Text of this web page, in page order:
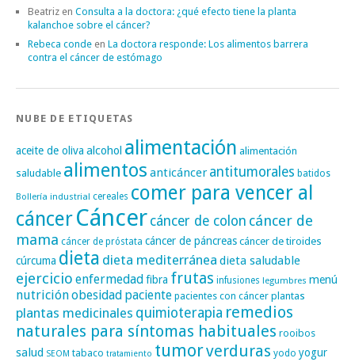
Beatriz en Consulta a la doctora: ¿qué efecto tiene la planta
kalanchoe sobre el cáncer?
Rebeca conde en La doctora responde: Los alimentos barrera
contra el cáncer de estómago
NUBE DE ETIQUETAS
aceite de oliva alcohol alimentación alimentación
saludable alimentos anticáncer antitumorales batidos
Bollería industrial cereales comer para vencer al
cáncerCáncer cáncer de colon cáncer de
mama cáncer de próstata cáncer de páncreascáncer de tiroides
cúrcuma dieta dieta mediterránea dieta saludable
ejercicio enfermedadfibra frutas infusiones legumbres menú
nutriciónobesidad paciente pacientes con cáncer plantas
plantas medicinales quimioterapia remedios
naturales para síntomas habituales rooibos
salud SEOM tabaco tratamiento tumorverduras yodo yogur